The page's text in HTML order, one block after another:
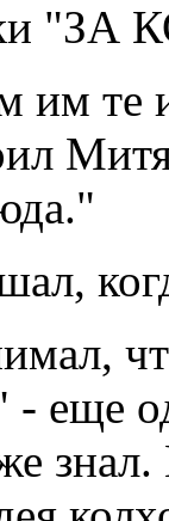
им те
- еще
знал.